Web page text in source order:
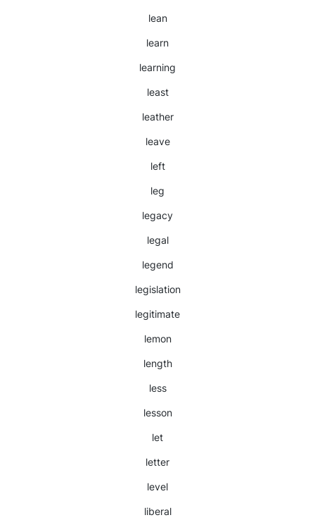
lean
learn
learning
least
leather
leave
left
leg
legacy
legal
legend
legislation
legitimate
lemon
length
less
lesson
let
letter
level
liberal